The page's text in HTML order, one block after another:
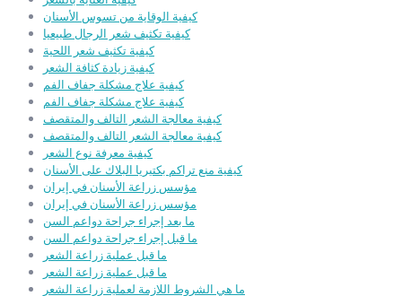
كيفية الوقاية من تسوس الأسنان
كيفية تكثيف شعر الرجال طبيعيا
كيفية تكثيف شعر اللحية
كيفية زيادة كثافة الشعر
كيفية علاج مشكلة جفاف الفم
كيفية علاج مشكلة جفاف الفم
كيفية معالجة الشعر التالف والمتقصف
كيفية معالجة الشعر التالف والمتقصف
كيفية معرفة نوع الشعر
كيفية منع تراكم بكتيريا البلاك على الأسنان
مؤسس زراعة الأسنان في إيران
مؤسس زراعة الأسنان في إيران
ما بعد إجراء جراحة دواعم السن
ما قبل إجراء جراحة دواعم السن
ما قبل عملية زراعة الشعر
ما قبل عملية زراعة الشعر
ما هي الشروط اللازمة لعملية زراعة الشعر